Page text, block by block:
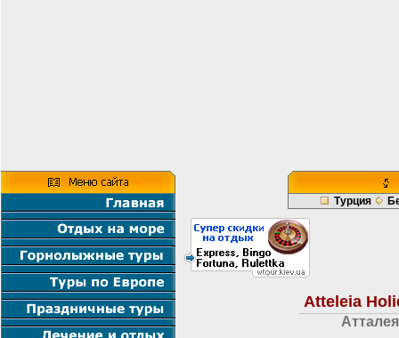
Турция
Atteleia